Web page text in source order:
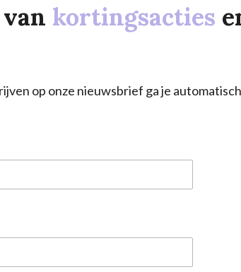
kortingsacties
op onze nieuwsbrief ga je